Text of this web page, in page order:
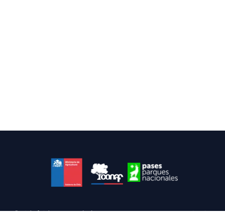
Portal oficial para a venda de passes para parques e reservas nacionais.